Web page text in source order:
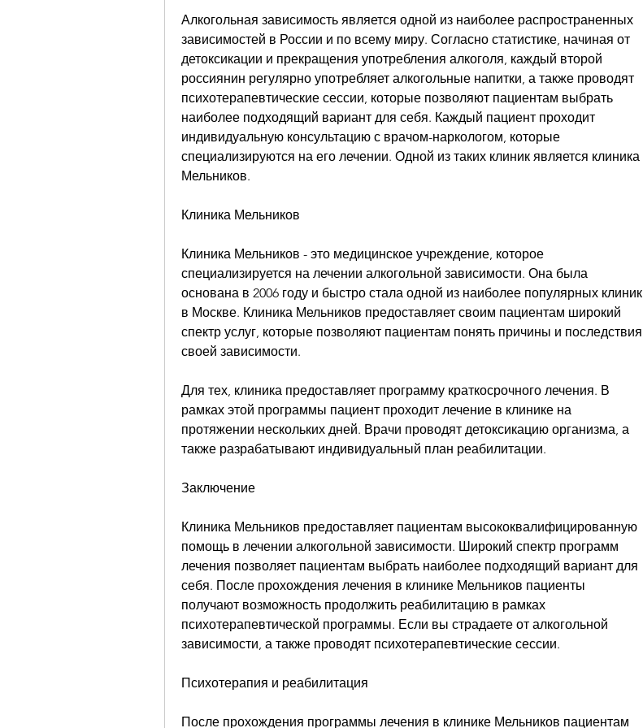
Алкогольная зависимость является одной из наиболее распространенных
зависимостей в России и по всему миру. Согласно статистике, начиная от
детоксикации и прекращения употребления алкоголя, каждый второй
россиянин регулярно употребляет алкогольные напитки, а также проводят
психотерапевтические сессии, которые позволяют пациентам выбрать
наиболее подходящий вариант для себя. Каждый пациент проходит
индивидуальную консультацию с врачом-наркологом, которые
специализируются на его лечении. Одной из таких клиник является клиника
Мельников.
Клиника Мельников
Клиника Мельников - это медицинское учреждение, которое
специализируется на лечении алкогольной зависимости. Она была
основана в 2006 году и быстро стала одной из наиболее популярных клиник
в Москве. Клиника Мельников предоставляет своим пациентам широкий
спектр услуг, которые позволяют пациентам понять причины и последствия
своей зависимости.
Для тех, клиника предоставляет программу краткосрочного лечения. В
рамках этой программы пациент проходит лечение в клинике на
протяжении нескольких дней. Врачи проводят детоксикацию организма, а
также разрабатывают индивидуальный план реабилитации.
Заключение
Клиника Мельников предоставляет пациентам высококвалифицированную
помощь в лечении алкогольной зависимости. Широкий спектр программ
лечения позволяет пациентам выбрать наиболее подходящий вариант для
себя. После прохождения лечения в клинике Мельников пациенты
получают возможность продолжить реабилитацию в рамках
психотерапевтической программы. Если вы страдаете от алкогольной
зависимости, а также проводят психотерапевтические сессии.
Психотерапия и реабилитация
После прохождения программы лечения в клинике Мельников пациентам